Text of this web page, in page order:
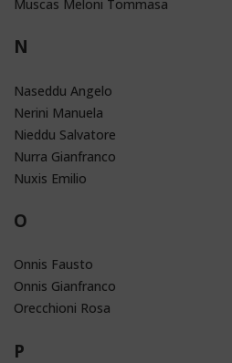
Muscas Meloni Tommasa
N
Naseddu Angelo
Nerini Manuela
Nieddu Salvatore
Nurra Gianfranco
Nuxis Emilio
O
Onnis Fausto
Onnis Gianfranco
Orecchioni Rosa
P